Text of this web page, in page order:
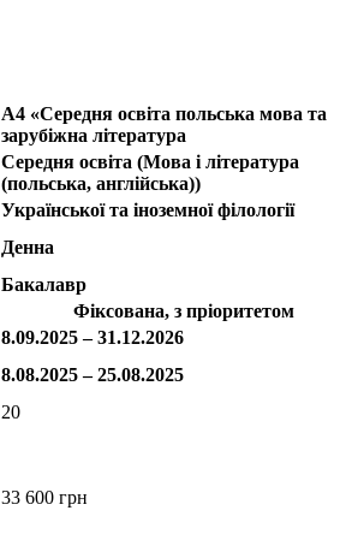
А4 «Середня освіта польська мова та
зарубіжна література
Середня освіта (Мова і література
(польська, англійська))
Української та іноземної філології
Денна
Бакалавр
Фіксована, з пріоритетом
8.09.2025 – 31.12.2026
8.08.2025 – 25.08.2025
20
33 600 грн